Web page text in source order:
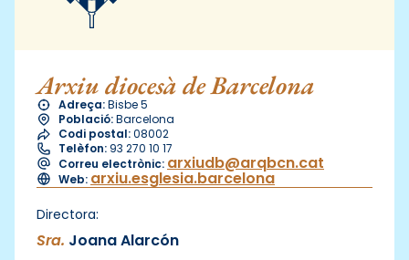
Arxiu diocesà de Barcelona
Adreça:Bisbe 5
Població:Barcelona
Codi postal:08002
Telèfon: 93 270 10 17
Correu electrònic: arxiudb@arqbcn.cat
Web: arxiu.esglesia.barcelona
Directora:
Sra. Joana Alarcón